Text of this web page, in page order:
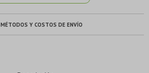
MÉTODOS Y COSTOS DE ENVÍO